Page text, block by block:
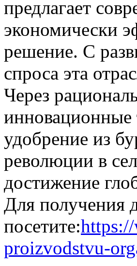
предлагает
экономически
решение. С
спроса эта
Через
инновационные
удобрение из
революции в
достижение
Для получения
посетите:
proizvodstvu-